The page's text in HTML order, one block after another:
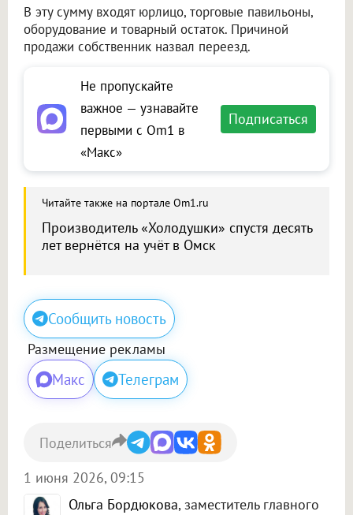
В эту сумму входят юрлицо, торговые павильоны,
оборудование и товарный остаток. Причиной
продажи собственник назвал переезд.
Не пропускайте
важное — узнавайте
первыми с Om1 в
«Макс»
Подписаться
Читайте также на портале Om1.ru
Производитель «Холодушки» спустя десять
лет вернётся на учёт в Омск
Сообщить новость
Размещение рекламы
Макс Телеграм
Ольга Бордюкова, заместитель главного
1 июня 2026, 09:15
Поделиться